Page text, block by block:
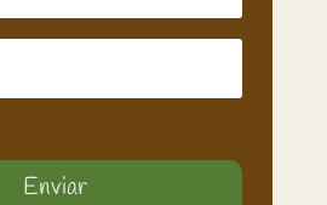
Enviar